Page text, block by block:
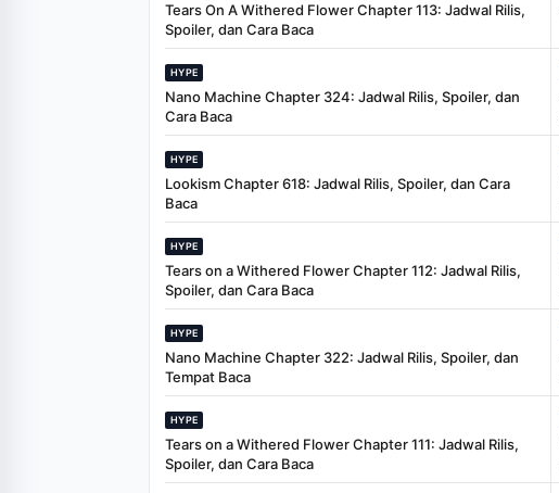
Tears On A Withered Flower Chapter 113: Jadwal Rilis,
Spoiler, dan Cara Baca
HYPE
Nano Machine Chapter 324: Jadwal Rilis, Spoiler, dan
Cara Baca
HYPE
Lookism Chapter 618: Jadwal Rilis, Spoiler, dan Cara
Baca
HYPE
Tears on a Withered Flower Chapter 112: Jadwal Rilis,
Spoiler, dan Cara Baca
HYPE
Nano Machine Chapter 322: Jadwal Rilis, Spoiler, dan
Tempat Baca
HYPE
Tears on a Withered Flower Chapter 111: Jadwal Rilis,
Spoiler, dan Cara Baca